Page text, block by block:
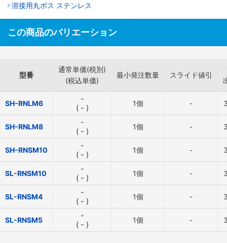
溶接用丸ボス ステンレス
この商品のバリエーション
型番
通常単価(税別)
(税込単価)
最小発注数量 スライド値引
SH-RNLM6
-
( - ) 1個 -
SH-RNLM8
-
( - ) 1個 -
SH-RNSM10
-
( - ) 1個 -
SL-RNSM10
-
( - ) 1個 -
SL-RNSM4
-
( - ) 1個 -
SL-RNSM5
-
( - ) 1個 -